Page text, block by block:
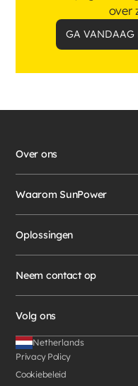
over
GA VANDAAG
Over ons
Waarom SunPower
Oplossingen
Neem contact op
Volg ons
Privacy Policy
Cookiebeleid
Netherlands